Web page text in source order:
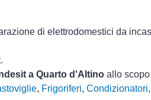
di elettrodomestici da
a Quarto d'Altino allo scopo
, Frigoriferi, Condizionatori,